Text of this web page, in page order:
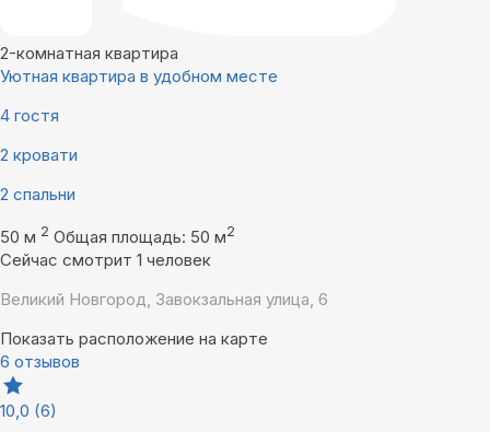
2-комнатная квартира
Уютная квартира в удобном месте
4 гостя
2 кровати
2 спальни
50 м 2 Общая площадь: 50 м2
Сейчас смотрит 1 человек
Великий Новгород, Завокзальная улица, 6
Показать расположение на карте
6 отзывов
10,0 (6)